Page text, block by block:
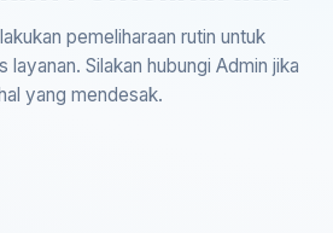
pemeliharaan rutin untuk
layanan. Silakan hubungi Admin jika
yang mendesak.